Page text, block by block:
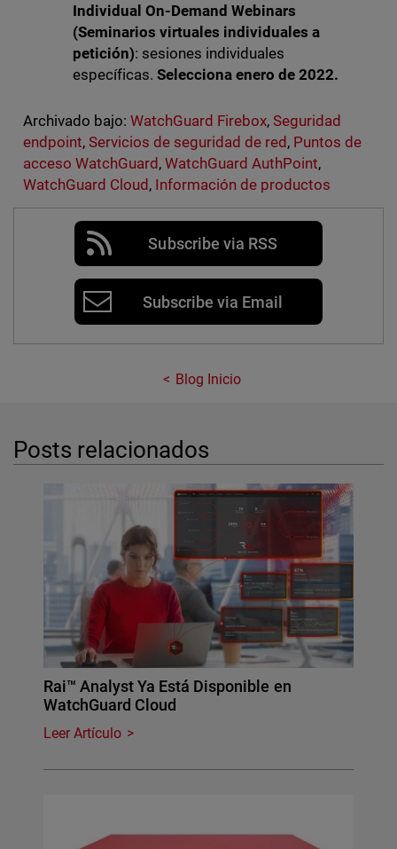
Individual On-Demand Webinars
(Seminarios virtuales individuales a
petición): sesiones individuales
específicas. Selecciona enero de 2022.
Archivado bajo: WatchGuard Firebox,Seguridad
endpoint, Servicios de seguridad de red, Puntos de
acceso WatchGuard, WatchGuard AuthPoint,
WatchGuard Cloud, Información de productos
Subscribe via RSS
Subscribe via Email
Blog Inicio
Posts relacionados
Rai™ Analyst Ya Está Disponible en
WatchGuard Cloud
Leer Artículo